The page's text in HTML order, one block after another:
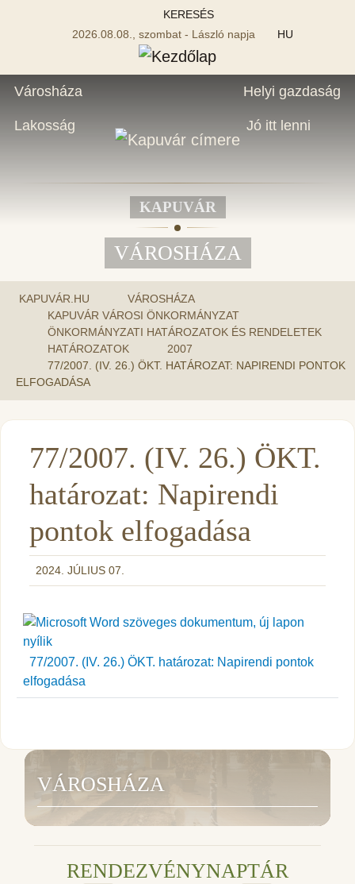
KERESÉS
2026.08.08., szombat - László napja
HU
Városháza
Lakosság
Helyi gazdaság
Jó itt lenni
KAPUVÁR
VÁROSHÁZA
KAPUVÁR.HU
VÁROSHÁZA
KAPUVÁR VÁROSI ÖNKORMÁNYZAT
ÖNKORMÁNYZATI HATÁROZATOK ÉS RENDELETEK
HATÁROZATOK
2007
77/2007. (IV. 26.) ÖKT. HATÁROZAT: NAPIRENDI PONTOK
ELFOGADÁSA
77/2007. (IV. 26.) ÖKT.
határozat: Napirendi
pontok elfogadása
2024. JÚLIUS 07.
77/2007. (IV. 26.) ÖKT. határozat: Napirendi pontok
elfogadása
VÁROSHÁZA
RENDEZVÉNYNAPTÁR